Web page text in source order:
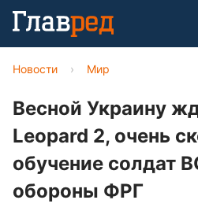
Новости › Мир
Весной Украину
Leopard 2, очень
обучение солдат
обороны ФРГ